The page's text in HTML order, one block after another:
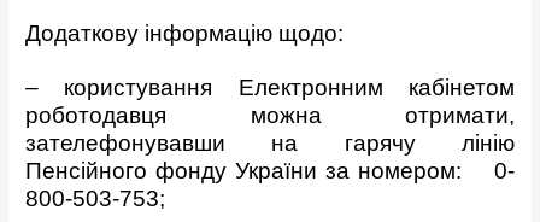
Додаткову інформацію щодо:
– користування Електронним кабінетом
роботодавця можна отримати,
зателефонувавши на гарячу лінію
Пенсійного фонду України за номером: 0-
800-503-753;